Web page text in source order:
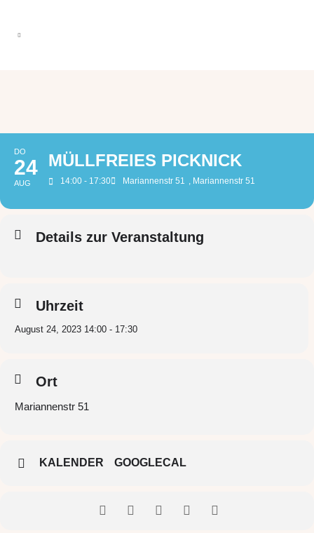
DO
24
AUG
MÜLLFREIES PICKNICK
14:00 - 17:30 Mariannenstr 51 , Mariannenstr 51
Details zur Veranstaltung
Uhrzeit
August 24, 2023 14:00 - 17:30
Ort
Mariannenstr 51
KALENDER GOOGLECAL